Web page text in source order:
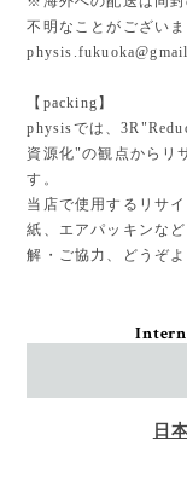
不明なことがござい
【packing】
physisでは、
資源化"の観点からリ
す。
当店で使用するリサ
紙、エアパッキンな
解・ご協力、どうぞ
日